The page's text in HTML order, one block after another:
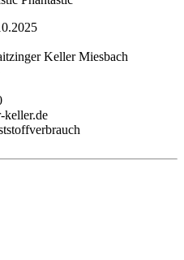
Keller Miesbach
keller.de